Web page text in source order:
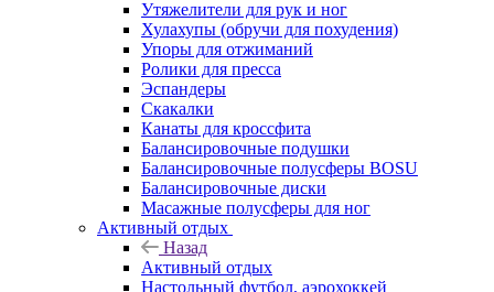
Утяжелители для рук и ног
Хулахупы (обручи для похудения)
Упоры для отжиманий
Ролики для пресса
Эспандеры
Скакалки
Канаты для кроссфита
Балансировочные подушки
Балансировочные полусферы BOSU
Балансировочные диски
Масажные полусферы для ног
Активный отдых
Назад
Активный отдых
Настольный футбол, аэрохоккей